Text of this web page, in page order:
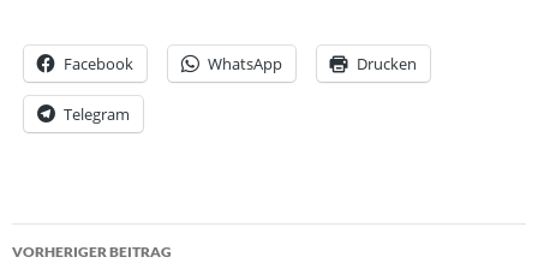
Facebook WhatsApp Drucken
Telegram
Beitrags-
VORHERIGER BEITRAG